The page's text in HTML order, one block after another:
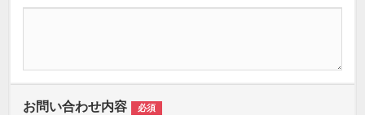
お問い合わせ内容 必須